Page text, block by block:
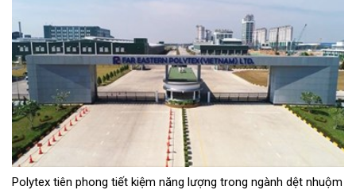
Polytex tiên phong tiết kiệm năng lượng trong ngành dệt nhuộm